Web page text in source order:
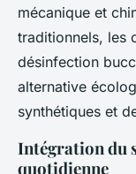
mécanique et
traditionnels, les
désinfection
alternative
synthétiques et
Intégration du
quotidienne